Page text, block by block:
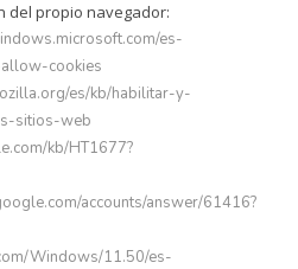
del propio navegador:
es-
cookies
es/kb/habilitar-y-
sitios-web
kb/HT1677?
accounts/answer/61416?
Windows/11.50/es-